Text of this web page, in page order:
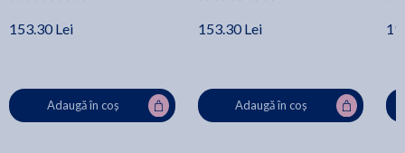
153.30 Lei
Adaugă în coș
153.30 Lei
Adaugă în coș